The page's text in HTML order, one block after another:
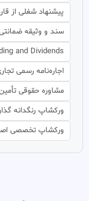
پیشنهاد شغلی از
سند و وثیقه
and Dividends
اجاره‌نامه رسمی
مشاوره حقوقی
ورکشاپ رنگدانه
ورکشاپ تخصصی